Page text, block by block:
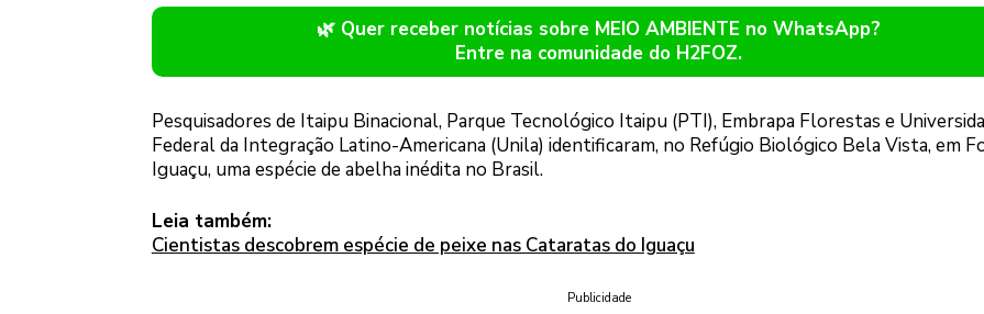
🌿 Quer receber notícias sobre MEIO AMBIENTE no WhatsApp?
Entre na comunidade do H2FOZ.
Pesquisadores de Itaipu Binacional, Parque Tecnológico Itaipu (PTI), Embrapa Florestas e
Federal da Integração Latino-Americana (Unila) identificaram, no Refúgio Biológico Bela Vista, em
Iguaçu, uma espécie de abelha inédita no Brasil.
Leia também:
Cientistas descobrem espécie de peixe nas Cataratas do Iguaçu
Publicidade